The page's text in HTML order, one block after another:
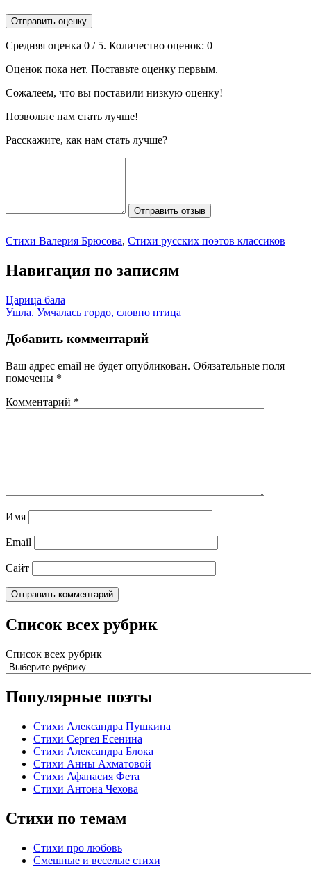
Отправить оценку
Средняя оценка 0 / 5. Количество оценок: 0
Оценок пока нет. Поставьте оценку первым.
Сожалеем, что вы поставили низкую оценку!
Позвольте нам стать лучше!
Расскажите, как нам стать лучше?
Отправить отзыв
Стихи Валерия Брюсова, Стихи русских поэтов классиков
Навигация по записям
Царица бала
Ушла. Умчалась гордо, словно птица
Добавить комментарий
Ваш адрес email не будет опубликован. Обязательные поля
помечены *
Комментарий *
Имя
Email
Сайт
Список всех рубрик
Список всех рубрик
Популярные поэты
Стихи Александра Пушкина
Стихи Сергея Есенина
Стихи Александра Блока
Стихи Анны Ахматовой
Стихи Афанасия Фета
Стихи Антона Чехова
Стихи по темам
Стихи про любовь
Смешные и веселые стихи